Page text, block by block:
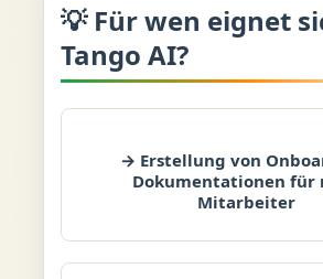
💡 Für wen eignet
Tango AI?
→ Erstellung von
Dokumentationen für
Mitarbeiter